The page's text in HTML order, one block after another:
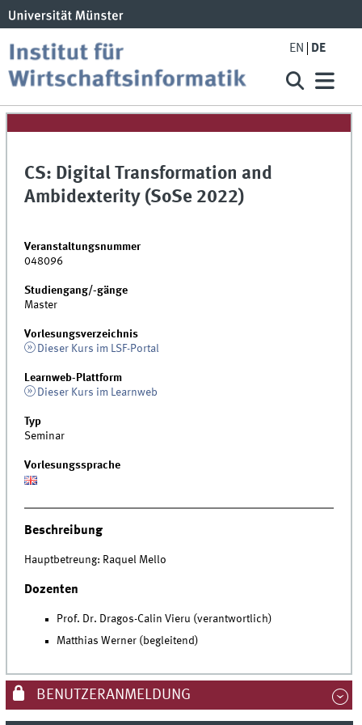
EN DE
CS: Digital Transformation and
Ambidexterity (SoSe 2022)
Veranstaltungsnummer
048096
Studiengang/-gänge
Master
Vorlesungsverzeichnis
Dieser Kurs im LSF-Portal
Learnweb-Plattform
Dieser Kurs im Learnweb
Typ
Seminar
Vorlesungssprache
Beschreibung
Hauptbetreung: Raquel Mello
Dozenten
Prof. Dr. Dragos-Calin Vieru (verantwortlich)
Matthias Werner (begleitend)
BENUTZERANMELDUNG